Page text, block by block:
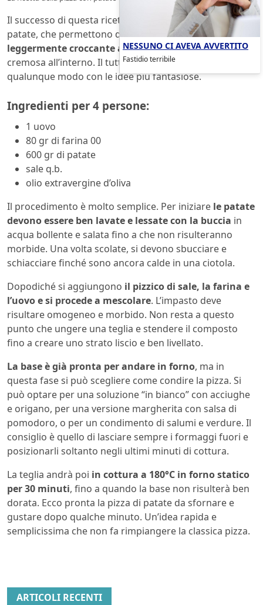
Il successo di questa ricetta è assicurato dall’uso delle
patate, che permettono di creareuna base
leggermente croccante all’esternoe morbida e quasi
cremosa all’interno. Il tutto poi si può condire in
qualunque modo con le idee più fantasiose.
Ingredienti per 4 persone:
1 uovo
80 gr di farina 00
600 gr di patate
sale q.b.
olio extravergine d’oliva
Il procedimento è molto semplice. Per iniziare le patate
devono essere ben lavate e lessate con la buccia in
acqua bollente e salata fino a che non risulteranno
morbide. Una volta scolate, si devono sbucciare e
schiacciare finché sono ancora calde in una ciotola.
Dopodiché si aggiungono il pizzico di sale, la farina e
l’uovo e si procede a mescolare. L’impasto deve
risultare omogeneo e morbido. Non resta a questo
punto che ungere una teglia e stendere il composto
fino a creare uno strato liscio e ben livellato.
La base è già pronta per andare in forno, ma in
questa fase si può scegliere come condire la pizza. Si
può optare per una soluzione “in bianco” con acciughe
e origano, per una versione margherita con salsa di
pomodoro, o per un condimento di salumi e verdure. Il
consiglio è quello di lasciare sempre i formaggi fuori e
posizionarli soltanto negli ultimi minuti di cottura.
La teglia andrà poi in cottura a 180°C in forno statico
per 30 minuti, fino a quando la base non risulterà ben
dorata. Ecco pronta la pizza di patate da sfornare e
gustare dopo qualche minuto. Un’idea rapida e
semplicissima che non fa rimpiangere la classica pizza.
ARTICOLI RECENTI
NESSUNO CI AVEVA AVVERTITO
Fastidio terribile